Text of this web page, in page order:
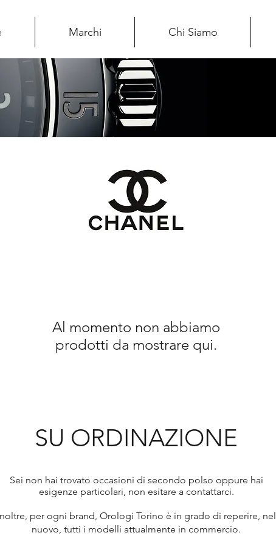
Marchi Chi Siamo
Al momento non abbiamo
prodotti da mostrare qui.
SU ORDINAZIONE
Sei non hai trovato occasioni di secondo polso oppure hai
esigenze particolari, non esitare a contattarci.
per ogni brand, Orologi Torino è in grado di reperire, nel
nuovo, tutti i modelli attualmente in commercio.